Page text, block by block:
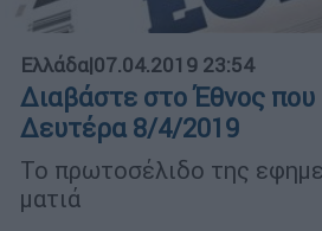
Ελλάδα|07.04.2019 23:54
Διαβάστε στο Έθνος
Δευτέρα 8/4/2019
Το πρωτοσέλιδο της
ματιά